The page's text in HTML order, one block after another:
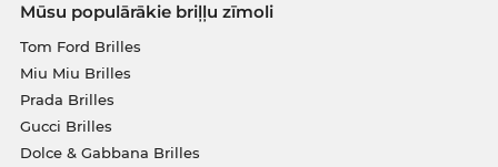
Mūsu populārākie briļļu zīmoli
Tom Ford Brilles
Miu Miu Brilles
Prada Brilles
Gucci Brilles
Dolce & Gabbana Brilles